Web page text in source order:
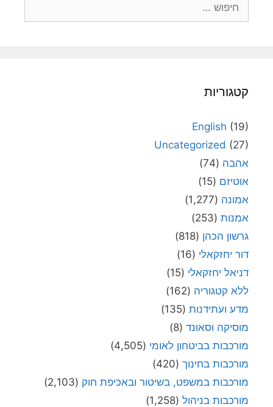
קטגוריות
English (19)
Uncategorized (27)
אהבה (74)
אוטיזם (15)
אמונה (1,277)
אמנות (253)
גרשון הכהן (818)
דור יחזקאלי (16)
דניאל יחזקאלי (15)
ללא קטגוריה (162)
מדע ועתידנות (135)
מוסיקה וסאונד (8)
מורכבות בביטחון לאומי (4,505)
מורכבות בחינוך (420)
מורכבות במשפט, בשיטור ובאכיפת חוק (2,103)
מורכבות בניהול (1,258)